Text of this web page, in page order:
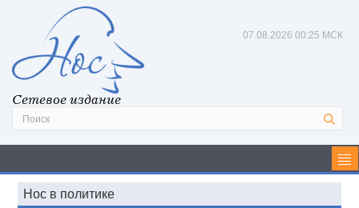
Сетевое издание
07.08.2026 00:25 МСК
Нос в политике